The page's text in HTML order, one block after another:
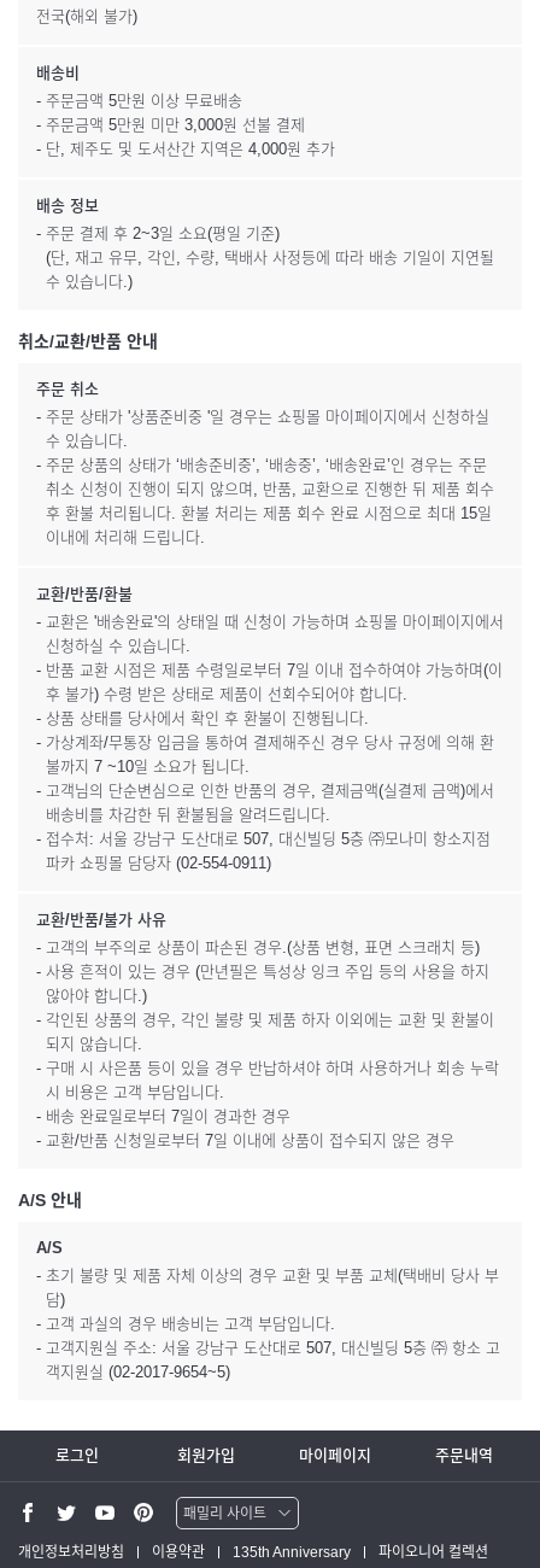
전국(해외 불가)
배송비
- 주문금액 5만원 이상 무료배송
- 주문금액 5만원 미만 3,000원 선불 결제
- 단, 제주도 및 도서산간 지역은 4,000원 추가
배송 정보
- 주문 결제 후 2~3일 소요(평일 기준)
(단, 재고 유무, 각인, 수량, 택배사 사정등에 따라 배송 기일이 지연될
수 있습니다.)
취소/교환/반품 안내
주문 취소
- 주문 상태가 '상품준비중 '일 경우는 쇼핑몰 마이페이지에서 신청하실
수 있습니다.
- 주문 상품의 상태가 ‘배송준비중’, ‘배송중’, ‘배송완료’인 경우는 주문
취소 신청이 진행이 되지 않으며, 반품, 교환으로 진행한 뒤 제품 회수
후 환불 처리됩니다. 환불 처리는 제품 회수 완료 시점으로 최대 15일
이내에 처리해 드립니다.
교환/반품/환불
- 교환은 '배송완료'의 상태일 때 신청이 가능하며 쇼핑몰 마이페이지에서
신청하실 수 있습니다.
- 반품 교환 시점은 제품 수령일로부터 7일 이내 접수하여야 가능하며(이
후 불가) 수령 받은 상태로 제품이 선회수되어야 합니다.
- 상품 상태를 당사에서 확인 후 환불이 진행됩니다.
- 가상계좌/무통장 입금을 통하여 결제해주신 경우 당사 규정에 의해 환
불까지 7 ~10일 소요가 됩니다.
- 고객님의 단순변심으로 인한 반품의 경우, 결제금액(실결제 금액)에서
배송비를 차감한 뒤 환불됨을 알려드립니다.
- 접수처: 서울 강남구 도산대로 507, 대신빌딩 5층 ㈜모나미 항소지점
파카 쇼핑몰 담당자 (02-554-0911)
교환/반품/불가 사유
- 고객의 부주의로 상품이 파손된 경우.(상품 변형, 표면 스크래치 등)
- 사용 흔적이 있는 경우 (만년필은 특성상 잉크 주입 등의 사용을 하지
않아야 합니다.)
- 각인된 상품의 경우, 각인 불량 및 제품 하자 이외에는 교환 및 환불이
되지 않습니다.
- 구매 시 사은품 등이 있을 경우 반납하셔야 하며 사용하거나 회송 누락
시 비용은 고객 부담입니다.
- 배송 완료일로부터 7일이 경과한 경우
- 교환/반품 신청일로부터 7일 이내에 상품이 접수되지 않은 경우
A/S 안내
A/S
- 초기 불량 및 제품 자체 이상의 경우 교환 및 부품 교체(택배비 당사 부
담)
- 고객 과실의 경우 배송비는 고객 부담입니다.
- 고객지원실 주소: 서울 강남구 도산대로 507, 대신빌딩 5층 ㈜ 항소 고
객지원실 (02-2017-9654~5)
로그인 회원가입 마이페이지 주문내역
패밀리 사이트
워터맨 쇼핑몰
개인정보처리방침 이용약관 135th Anniversary 파이오니어 컬렉션